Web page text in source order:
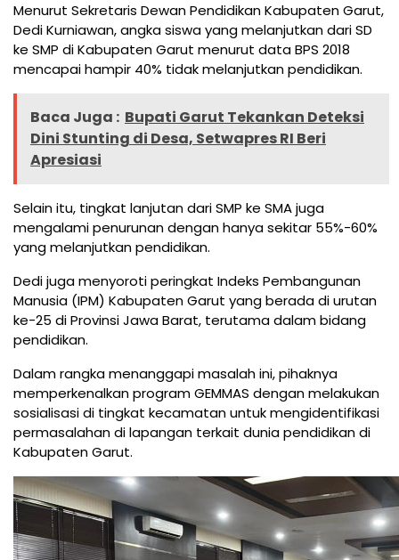
Menurut Sekretaris Dewan Pendidikan Kabupaten Garut,
Dedi Kurniawan, angka siswa yang melanjutkan dari SD
ke SMP di Kabupaten Garut menurut data BPS 2018
mencapai hampir 40% tidak melanjutkan pendidikan.
Baca Juga : Bupati Garut Tekankan Deteksi
Dini Stunting di Desa, Setwapres RI Beri
Apresiasi
Selain itu, tingkat lanjutan dari SMP ke SMA juga
mengalami penurunan dengan hanya sekitar 55%-60%
yang melanjutkan pendidikan.
Dedi juga menyoroti peringkat Indeks Pembangunan
Manusia (IPM) Kabupaten Garut yang berada di urutan
ke-25 di Provinsi Jawa Barat, terutama dalam bidang
pendidikan.
Dalam rangka menanggapi masalah ini, pihaknya
memperkenalkan program GEMMAS dengan melakukan
sosialisasi di tingkat kecamatan untuk mengidentifikasi
permasalahan di lapangan terkait dunia pendidikan di
Kabupaten Garut.